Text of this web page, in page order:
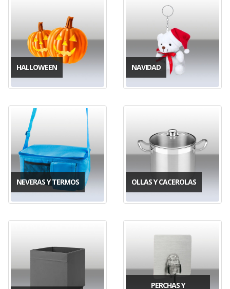
HALLOWEEN NAVIDAD
NEVERAS Y TERMOS OLLAS Y CACEROLAS
PERCHAS Y